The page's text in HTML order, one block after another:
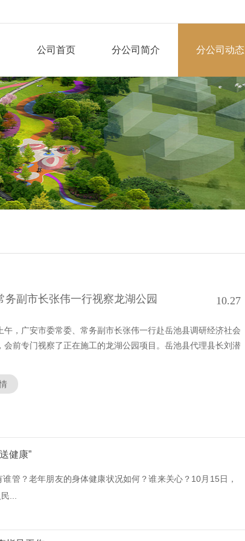
公司首页 分公司简介 分公司动态
务副市长张伟一行视察龙湖公园
午，广安市委常委、常务副市长张伟一行赴岳池县调研经济社会
会前专门视察了正在施工的龙湖公园项目。岳池县代理县长刘潜
10.27
健康”
管？老年朋友的身体健康状况如何？谁来关心？10月15日，
...